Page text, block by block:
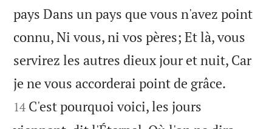
pays Dans un pays que vous n'avez point
connu, Ni vous, ni vos pères; Et là, vous
servirez les autres dieux jour et nuit, Car
je ne vous accorderai point de grâce.
14 C'est pourquoi voici, les jours